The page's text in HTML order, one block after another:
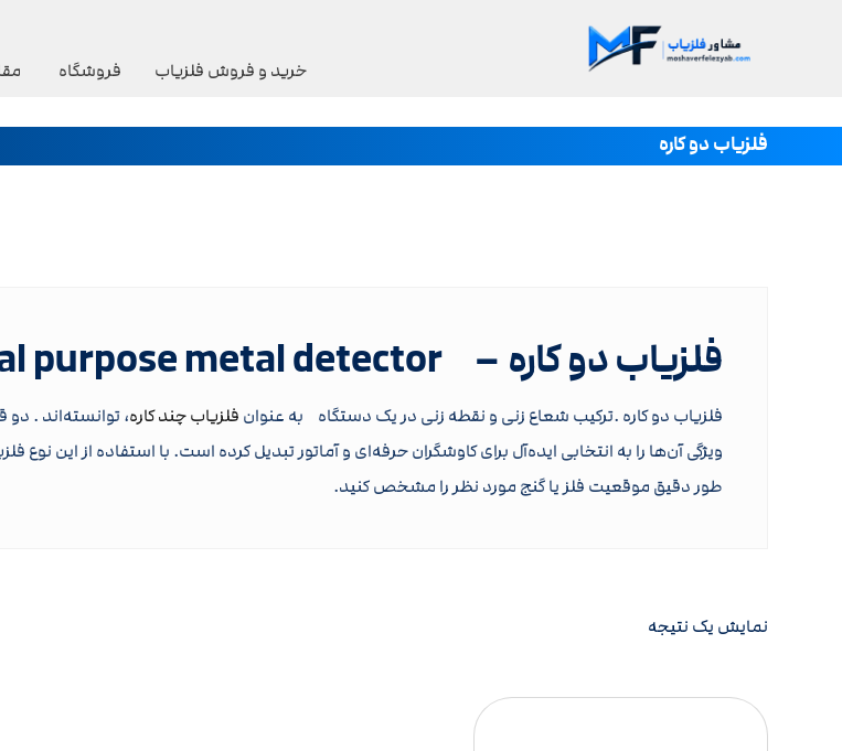
خرید و فروش فلزیاب فروشگاه
فلزیاب دو کاره
فلزیاب دو کاره – Dual purpose metal detector
فلزیاب دو کاره .ترکیب شعاع زنی و نقطه زنی در یک دستگاه به عنوان فلزیاب چند کاره، توانسته‌اند .
ویژگی آن‌ها را به انتخابی ایده‌آل برای کاوشگران حرفه‌ای و آماتور تبدیل کرده است. با استفاده از این
طور دقیق موقعیت فلز یا گنج مورد نظر را مشخص کنید.
نمایش یک نتیجه